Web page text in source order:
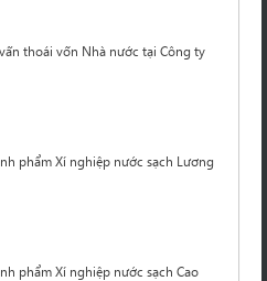
thoái vốn Nhà nước tại Công ty
phẩm Xí nghiệp nước sạch Lương
phẩm Xí nghiệp nước sạch Cao